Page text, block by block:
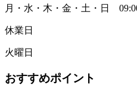
月・水・木・金・土・日
休業日
火曜日
おすすめポイント